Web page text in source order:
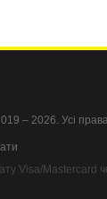
– 2026. Усі